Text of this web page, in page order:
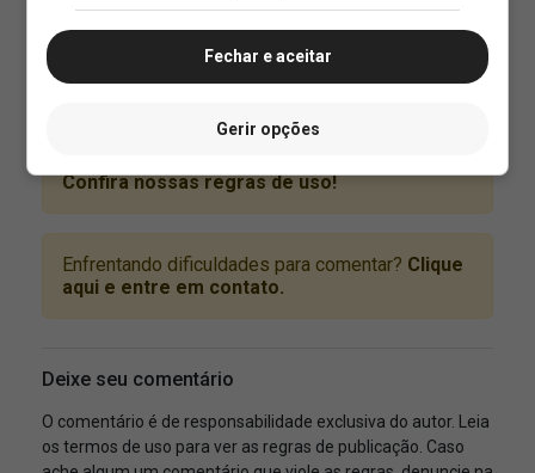
Fechar e aceitar
Gerir opções